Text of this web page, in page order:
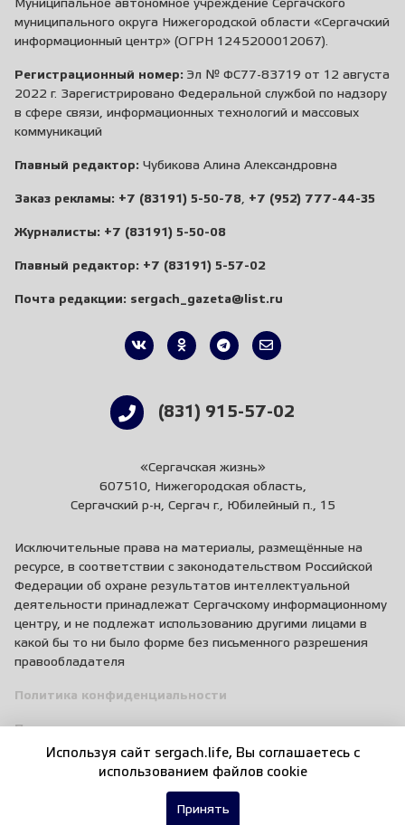
Муниципальное автономное учреждение Сергачского
муниципального округа Нижегородской области «Сергачский
информационный центр» (ОГРН 1245200012067).
Регистрационный номер: Эл № ФС77-83719 от 12 августа
2022 г. Зарегистрировано Федеральной службой по надзору
в сфере связи, информационных технологий и массовых
коммуникаций
Главный редактор: Чубикова Алина Александровна
Заказ рекламы: +7 (83191) 5-50-78, +7 (952) 777-44-35
Журналисты: +7 (83191) 5-50-08
Главный редактор: +7 (83191) 5-57-02
Почта редакции: sergach_gazeta@list.ru
(831) 915-57-02
«Сергачская жизнь»
607510, Нижегородская область,
Сергачский р-н, Сергач г., Юбилейный п., 15
Исключительные права на материалы, размещённые на
ресурсе, в соответствии с законодательством Российской
Федерации об охране результатов интеллектуальной
деятельности принадлежат Сергачскому информационному
центру, и не подлежат использованию другими лицами в
какой бы то ни было форме без письменного разрешения
правообладателя
Политика конфиденциальности
Пользовательское соглашение
Правила общения
Используя сайт sergach.life, Вы соглашаетесь c
использованием файлов cookie
Принять